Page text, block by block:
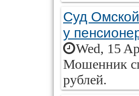
Суд
у
Wed, 15
Мошенник
рублей.